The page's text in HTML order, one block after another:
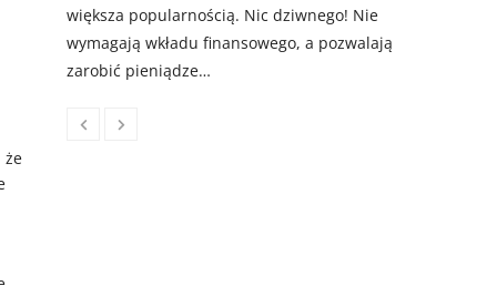
że
większa popularnością. Nic dziwnego! Nie
wymagają wkładu finansowego, a pozwalają
zarobić pieniądze…